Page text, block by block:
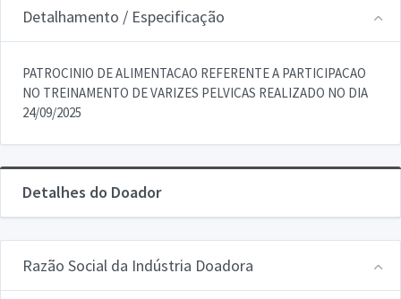
Detalhamento / Especificação
PATROCINIO DE ALIMENTACAO REFERENTE A PARTICIPACAO
NO TREINAMENTO DE VARIZES PELVICAS REALIZADO NO DIA
24/09/2025
Detalhes do Doador
Razão Social da Indústria Doadora